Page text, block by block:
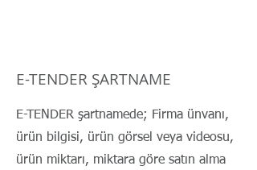
E-TENDER ŞARTNAME
E-TENDER şartnamede; Firma ünvanı,
ürün bilgisi, ürün görsel veya videosu,
ürün miktarı, miktara göre satın alma